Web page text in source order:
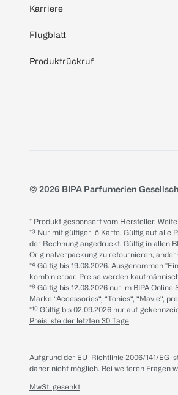
Karriere
Flugblatt
Produktrückruf
© 2026 BIPA Parfumerien
* Produkt gesponsert vom Hersteller.
*³ Nur mit gültiger jö Karte. Gültig auf alle
der Rechnung angedruckt. Gültig in allen
Originalverpackung zu retournieren,
*⁴ Gültig bis 19.08.2026. Ausgenommen
kombinierbar. Preise werden
*⁸ Gültig bis 12.08.2026 nur im BIPA
Marke “Accessories“, “Tonies“,
*¹⁰ Gültig bis 02.09.2026 nur auf
Preisliste der letzten 30 Tage
Aufgrund der EU-Richtlinie 2006/141/EG
daher nicht möglich. Bei weiteren Fragen
MwSt. gesenkt